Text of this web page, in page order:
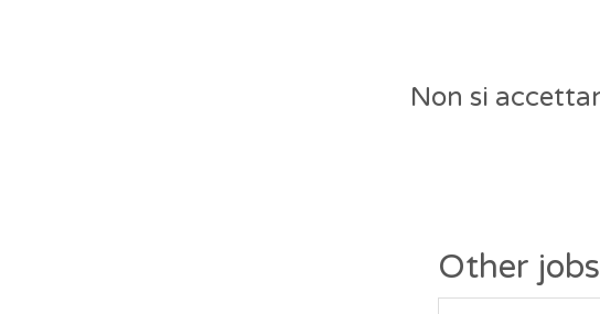
Non si
Other